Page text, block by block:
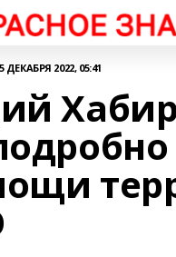
ДЕКАБРЯ 2022, 05:41